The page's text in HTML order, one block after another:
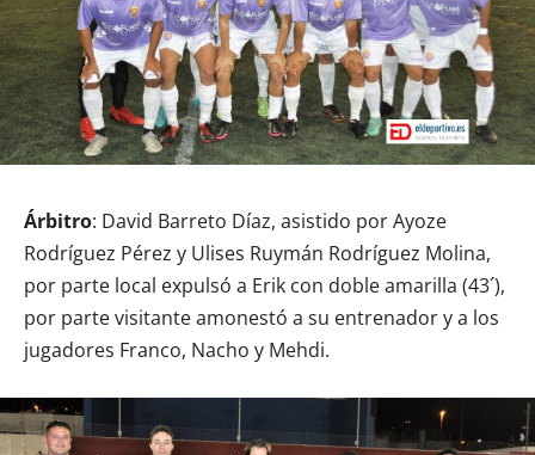
Árbitro: David Barreto Díaz, asistido por Ayoze
Rodríguez Pérez y Ulises Ruymán Rodríguez Molina,
por parte local expulsó a Erik con doble amarilla (43´),
por parte visitante amonestó a su entrenador y a los
jugadores Franco, Nacho y Mehdi.